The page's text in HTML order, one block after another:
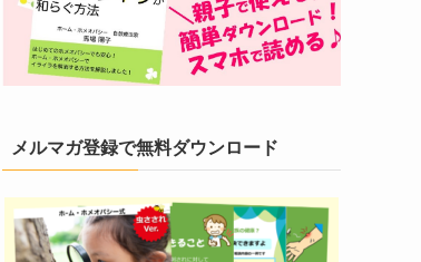
メルマガ登録で無料ダウンロード